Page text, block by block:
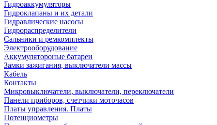
Гидроаккумуляторы
Гидроклапаны и их детали
Гидравлические насосы
Гидрораспределители
Сальники и ремкомплекты
Электрооборудование
Аккумулятороные батареи
Замки зажигания, выключатели массы
Кабель
Контакты
Микровыключатели, выключатели, переключатели
Панели приборов, счетчики моточасов
Платы управления. Платы
Потенциометры